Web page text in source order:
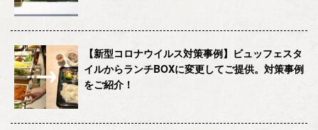
【新型コロナウイルス対策事例】ビュッフェスタ
イルからランチBOXに変更してご提供。対策事例
をご紹介！